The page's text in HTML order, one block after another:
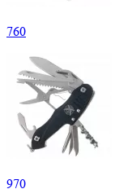
760
970